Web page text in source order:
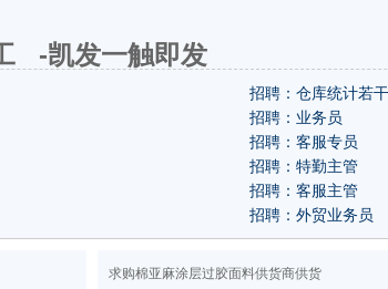
-凯发一触即发
招聘：仓库统计若干
招聘：业务员
招聘：客服专员
招聘：特勤主管
招聘：客服主管
招聘：外贸业务员
求购棉亚麻涂层过胶面料供货商供货